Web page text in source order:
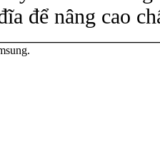
để nâng cao